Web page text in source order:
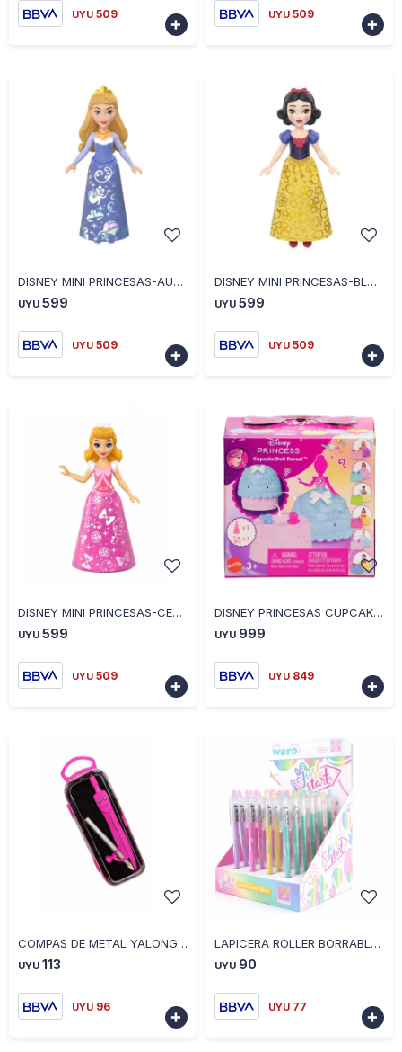
UYU 509

UYU 509

DISNEY MINI PRINCESAS-AURPRA
UYU 599
UYU 509

DISNEY MINI PRINCESAS-BLANCA NIEVIES
UYU 599
UYU 509

DISNEY MINI PRINCESAS-CENICIENTA
UYU 599
UYU 509

DISNEY PRINCESAS CUPCAKES TRANSFORMABLE A FALDA SURTIDOS
UYU 999
UYU 849

COMPAS DE METAL YALONG CON LAPIZ VARIOS COLORES
UYU 113
UYU 96

LAPICERA ROLLER BORRABLES CON GLITTER REF
UYU 90
UYU 77
